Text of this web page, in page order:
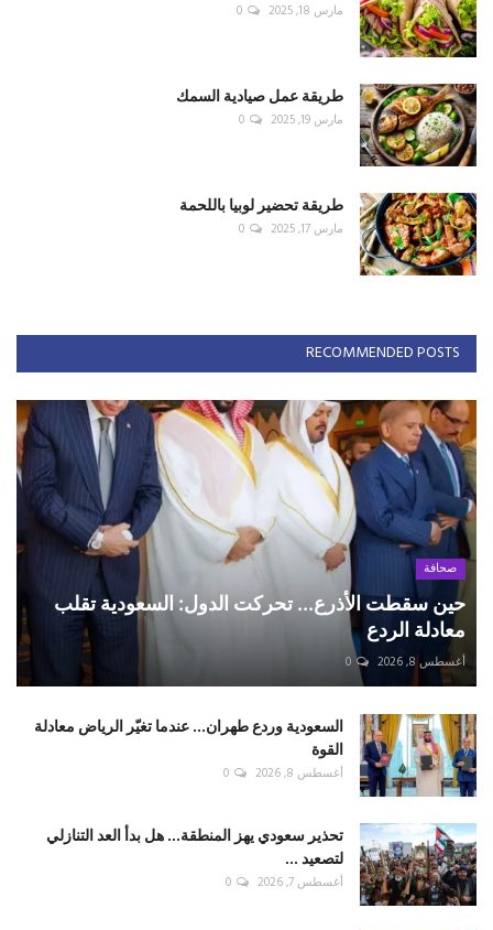
مارس 18, 2025 0
طريقة عمل صيادية السمك
مارس 19, 2025 0
طريقة تحضير لوبيا باللحمة
مارس 17, 2025 0
RECOMMENDED POSTS
صحافة
حين سقطت الأذرع... تحركت الدول: السعودية تقلب
معادلة الردع
أغسطس 8, 2026 0
السعودية وردع طهران... عندما تغيّر الرياض معادلة
القوة
أغسطس 8, 2026 0
تحذير سعودي يهز المنطقة... هل بدأ العد التنازلي
لتصعيد ...
أغسطس 7, 2026 0